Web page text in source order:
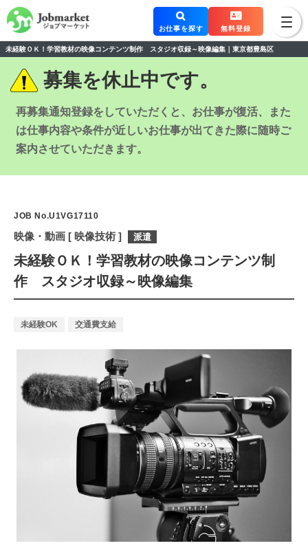
未経験ＯＫ！学習教材の映像コンテンツ制作 スタジオ収録～映像編集｜東京都豊島区
お仕事を探す 無料登録
募集を休止中です。
再募集通知登録をしていただくと、お仕事が復活、また
は仕事内容や条件が近しいお仕事が出てきた際に随時ご
案内させていただきます。
JOB No.U1VG17110
映像・動画 [ 映像技術 ] 派遣
未経験ＯＫ！学習教材の映像コンテンツ制
作 スタジオ収録～映像編集
未経験OK 交通費支給